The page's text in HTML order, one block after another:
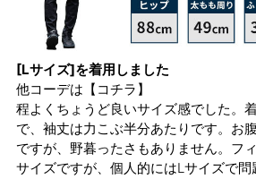
[Lサイズ]を着用しました
他コーデは 【コチラ】
程よくちょうど良いサイズ感でした。
で、袖丈は力こぶ半分あたりです。お
ですが、野暮ったさもありません。フ
サイズですが、個人的にはLサイズで問